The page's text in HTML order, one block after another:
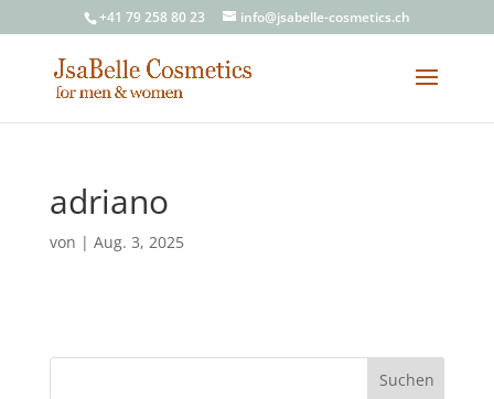
+41 79 258 80 23 info@jsabelle-cosmetics.ch
adriano
von | Aug. 3, 2025